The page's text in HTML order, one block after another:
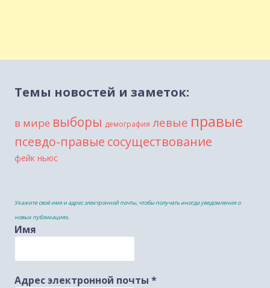
Темы новостей и заметок:
в мире выборы демография левые правые
псевдо-правые сосуществование
фейк ньюс
Укажите своё имя и адрес электронной почты, чтобы получать иногда уведомления о
новых публикациях.
Имя
Адрес электронной почты *